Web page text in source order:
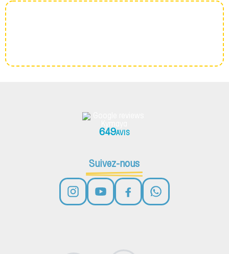
649AVIS
Suivez-nous